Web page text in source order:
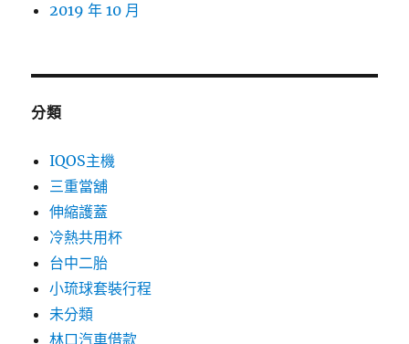
2019 年 10 月
分類
IQOS主機
三重當舖
伸縮護蓋
冷熱共用杯
台中二胎
小琉球套裝行程
未分類
林口汽車借款